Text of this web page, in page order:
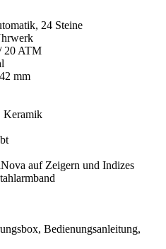
24 Steine
20 ATM
mm
Keramik
auf Zeigern und Indizes
Bedienungsanleitung,